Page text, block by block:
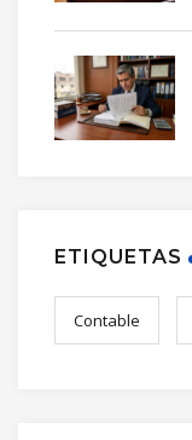
ETIQUETAS
Contable